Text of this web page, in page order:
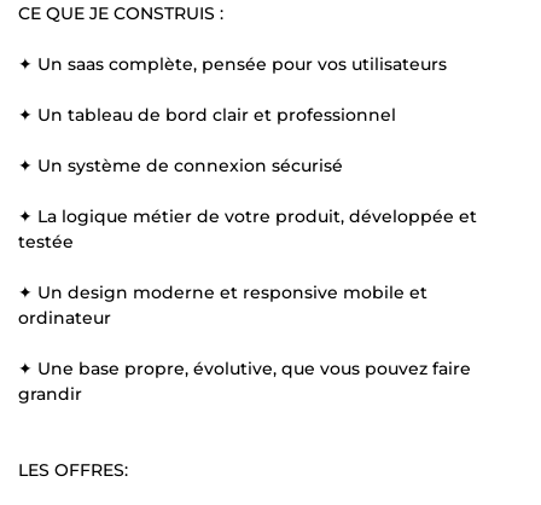
CE QUE JE CONSTRUIS :
✦ Un saas complète, pensée pour vos utilisateurs
✦ Un tableau de bord clair et professionnel
✦ Un système de connexion sécurisé
✦ La logique métier de votre produit, développée et
testée
✦ Un design moderne et responsive mobile et
ordinateur
✦ Une base propre, évolutive, que vous pouvez faire
grandir
LES OFFRES: